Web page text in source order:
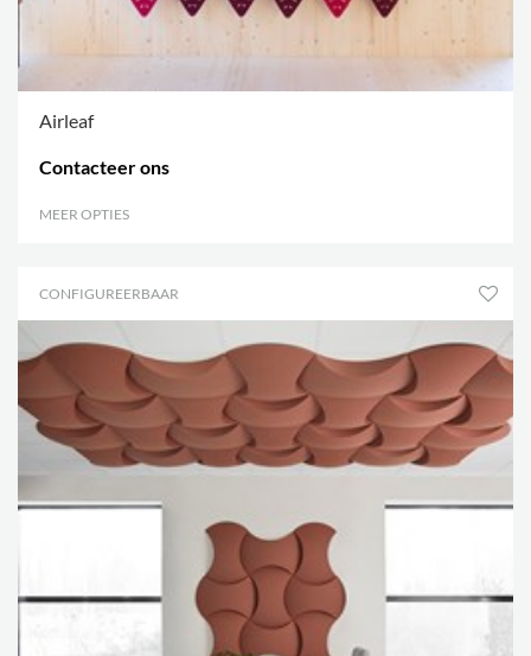
Airleaf
Contacteer ons
MEER OPTIES
CONFIGUREERBAAR